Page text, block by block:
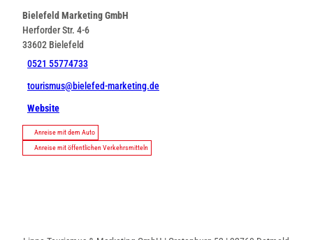
Bielefeld Marketing GmbH
Herforder Str. 4-6
33602 Bielefeld
0521 55774733
tourismus@bielefed-marketing.de
Website
Anreise mit dem Auto
Anreise mit öffentlichen Verkehrsmitteln